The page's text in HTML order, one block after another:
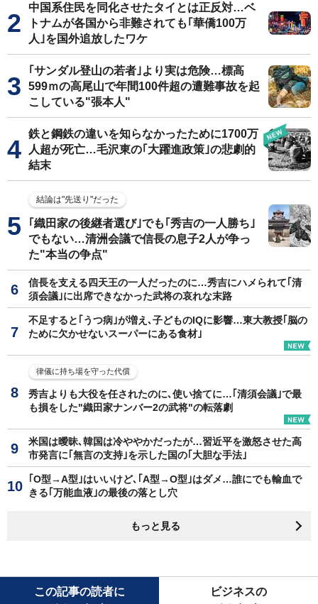
中国系住民を同化させたタイとは正反対…ベ
トナムが各国から非難されても｢華僑100万
人｣を国外追放したワケ
｢サンダル登山の若者｣より実は危険…標高
599ｍの高尾山で年間100件超の遭難事故を起
こしている"張本人"
鉄と鋼鉄の違いを知らなかったために1700万
人超が死亡…毛沢東の｢大躍進政策｣の悲劇的
結末
結論は"先送り"だった
｢織田家の後継者選び｣でも｢秀吉の一人勝ち｣
でもない…清洲会議で信長の息子2人が争っ
た"本当の争点"
信長を支える四天王の一人だったのに…秀吉にハメられて｢清
須会議｣に出席できなかった武将の哀れな末路
不足すると｢うつ病｣が増え､子どものIQに影響…東大教授｢脳の
ために欠かせないスーパーにある食材｣
律儀に持ち場を守った代償
秀吉よりも大役を任されたのに､使い捨てに…｢清須会議｣で最
も損をした"織田家ナンバー2の武将"の転落劇
米国は曖昧､韓国は冷ややかだったが…習近平を激怒させた高
市発言に｢無言の支持｣を示した国の｢大胆な手法｣
｢O型→A型｣はいいけど､｢A型→O型｣はダメ…誰にでも輸血で
きる｢万能血液｣の最後の落とし穴
もっと見る
この記事の読者に
ビジネスの